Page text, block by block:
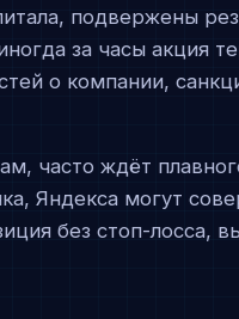
подвержены
за часы акция
о компании,
часто ждёт
Яндекса могут
без стоп-лосса,